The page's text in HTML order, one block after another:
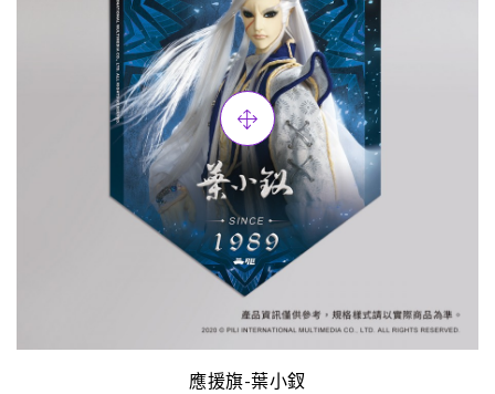
應援旗-葉小釵